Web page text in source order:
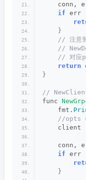
conn,
if err
}
// 注意替
//
// 对应
return
}
//
func
    fmt.
//opts
client
conn,
if err
}